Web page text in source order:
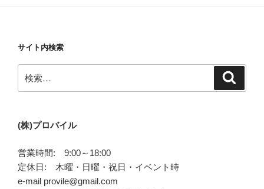
サイト内検索
索:
(株)プロバイル
営業時間: 9:00～18:00
定休日: 木曜・日曜・祝日・イベント時
e-mail provile@gmail.com